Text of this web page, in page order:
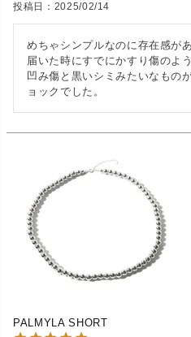
投稿日 2025/02/14
めちゃシンプルなのに存在感が
届いた時にすでにかすり傷のよ
凹み傷と黒いシミみたいなもの
ョックでした。
PALMYLA SHORT